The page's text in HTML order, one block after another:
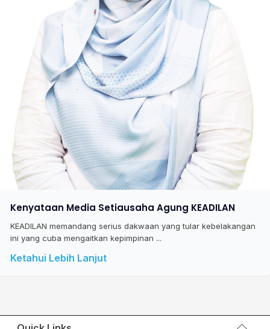
Kenyataan Media Setiausaha Agung KEADILAN
KEADILAN memandang serius dakwaan yang tular kebelakangan
ini yang cuba mengaitkan kepimpinan ...
Ketahui Lebih Lanjut